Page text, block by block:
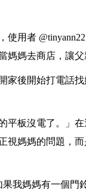
用者
媽去商店，讓父
家後開始打電話
平板沒電了。」
視媽媽的問題，
我媽媽有一個門